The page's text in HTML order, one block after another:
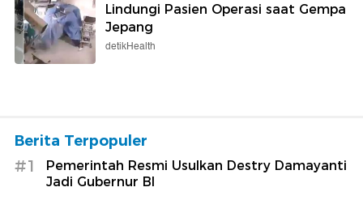
Lindungi Pasien Operasi saat Gempa
Jepang
detikHealth
Berita Terpopuler
#1
Pemerintah Resmi Usulkan Destry Damayanti
Jadi Gubernur BI